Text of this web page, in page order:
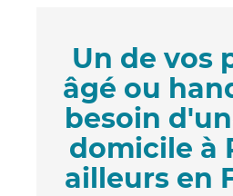
Un de vos
âgé ou
besoin
domicile à
ailleurs en